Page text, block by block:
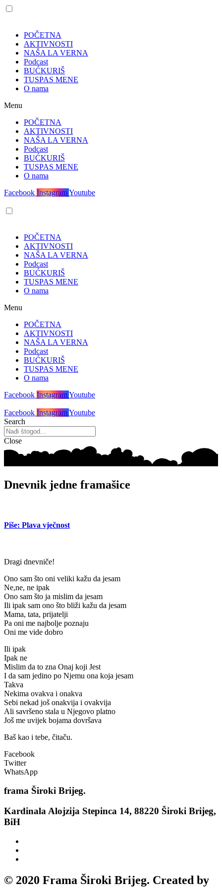
POČETNA
AKTIVNOSTI
NAŠA LA VERNA
Podcast
BUĆKURIŠ
TUSPAS MENE
O nama
Menu
POČETNA
AKTIVNOSTI
NAŠA LA VERNA
Podcast
BUĆKURIŠ
TUSPAS MENE
O nama
Facebook InstagramYoutube
POČETNA
AKTIVNOSTI
NAŠA LA VERNA
Podcast
BUĆKURIŠ
TUSPAS MENE
O nama
Menu
POČETNA
AKTIVNOSTI
NAŠA LA VERNA
Podcast
BUĆKURIŠ
TUSPAS MENE
O nama
Facebook InstagramYoutube
Facebook InstagramYoutube
Search
Close
Dnevnik jedne framašice
Piše: Plava vječnost
Dragi dnevniče!
Ono sam što oni veliki kažu da jesam
Ne,ne, ne ipak
Ono sam što ja mislim da jesam
Ili ipak sam ono što bliži kažu da jesam
Mama, tata, prijatelji
Pa oni me najbolje poznaju
Oni me vide dobro
Ili ipak
Ipak ne
Mislim da to zna Onaj koji Jest
I da sam jedino po Njemu ona koja jesam
Takva
Nekima ovakva i onakva
Sebi nekad još onakvija i ovakvija
Ali savršeno stala u Njegovo platno
Još me uvijek bojama dovršava
Baš kao i tebe, čitaču.
Facebook
Twitter
WhatsApp
frama Široki Brijeg.
Kardinala Alojzija Stepinca 14, 88220 Široki Brijeg,
BiH
© 2020 Frama Široki Brijeg. Created by